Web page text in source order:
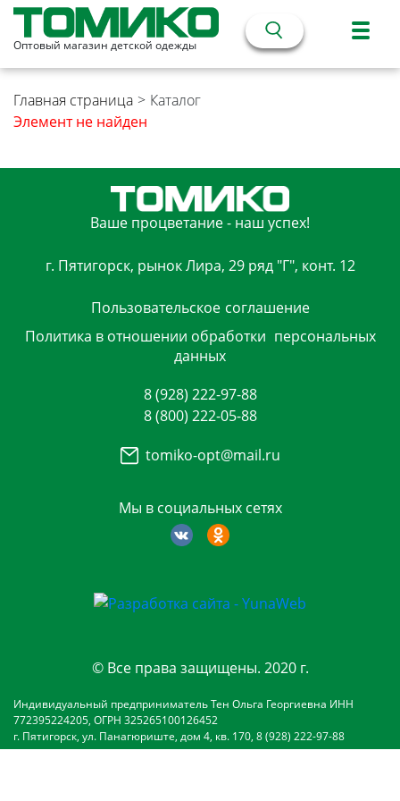
Оптовый магазин детской одежды
Главная страница > Каталог
Элемент не найден
Ваше процветание - наш успех!
г. Пятигорск, рынок Лира, 29 ряд "Г", конт. 12
Пользовательское соглашение
Политика в отношении обработки персональных
данных
Мы в социальных сетях
8 (928) 222-97-88
8 (800) 222-05-88
tomiko-opt@mail.ru
© Все права защищены. 2020 г.
Индивидуальный предприниматель Тен Ольга Георгиевна ИНН
772395224205, ОГРН 325265100126452
г. Пятигорск, ул. Панагюриште, дом 4, кв. 170, 8 (928) 222-97-88